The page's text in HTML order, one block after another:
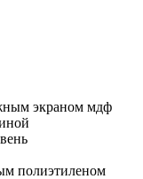
экраном мдф
полиэтиленом